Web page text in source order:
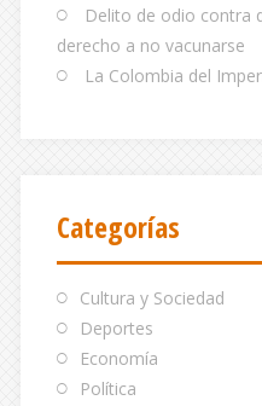
Delito de odio contra
derecho a no vacunarse
La Colombia del
Categorías
Cultura y Sociedad
Deportes
Economía
Política